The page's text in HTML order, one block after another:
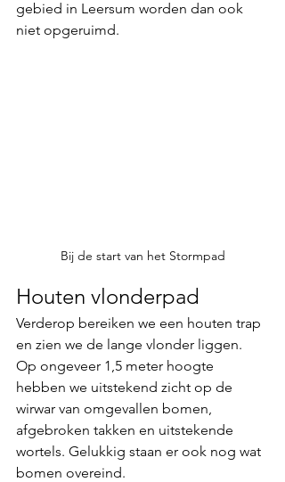
gebied in Leersum worden dan ook
niet opgeruimd.
Bij de start van het Stormpad
Houten vlonderpad
Verderop bereiken we een houten trap
en zien we de lange vlonder liggen.
Op ongeveer 1,5 meter hoogte
hebben we uitstekend zicht op de
wirwar van omgevallen bomen,
afgebroken takken en uitstekende
wortels. Gelukkig staan er ook nog wat
bomen overeind.